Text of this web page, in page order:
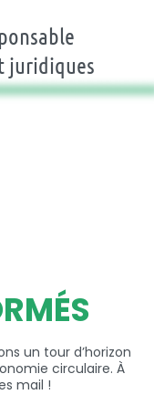
juridiques
un tour d’horizon
circulaire. À
mail !